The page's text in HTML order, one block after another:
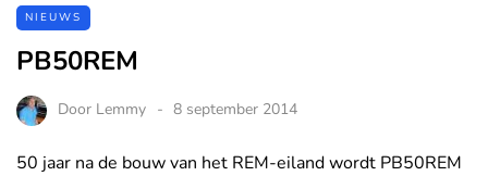
NIEUWS
PB50REM
Door Lemmy 8 september 2014
50 jaar na de bouw van het REM-eiland wordt PB50REM